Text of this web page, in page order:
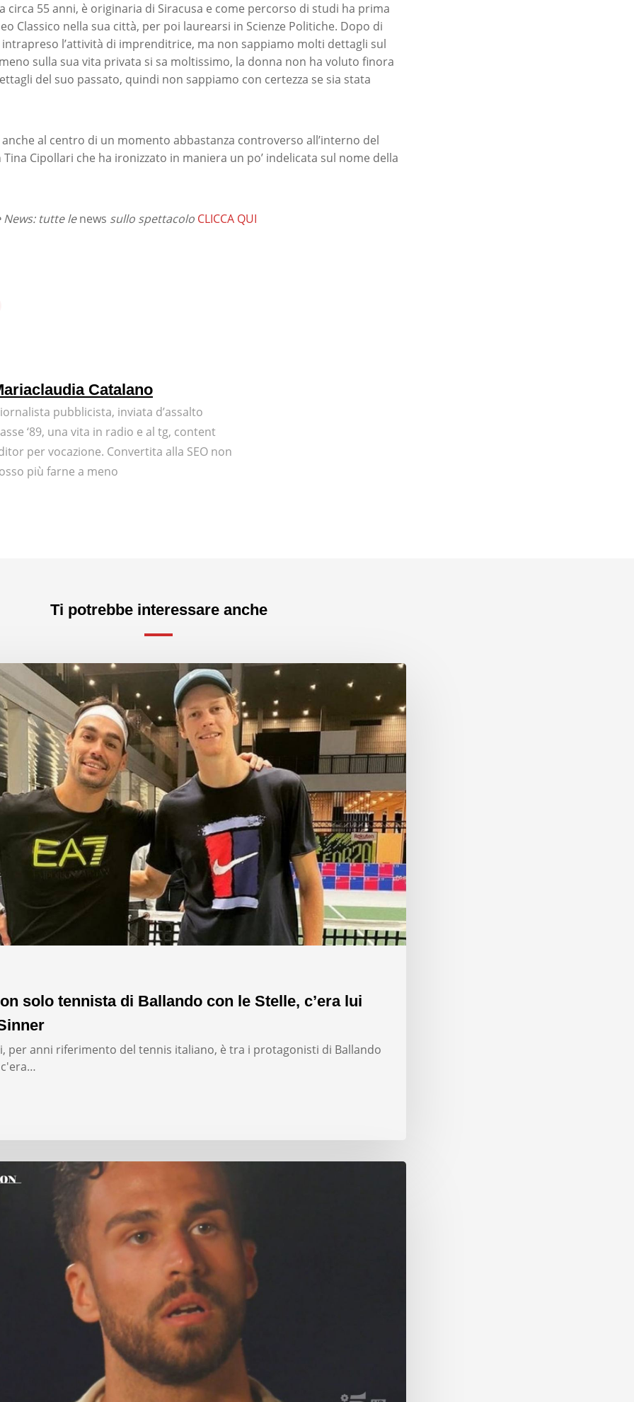
circa 55 anni, è originaria di Siracusa e come percorso di studi ha prima
Classico nella sua città, per poi laurearsi in Scienze Politiche. Dopo di
intrapreso l’attività di imprenditrice, ma non sappiamo molti dettagli sul
sulla sua vita privata si sa moltissimo, la donna non ha voluto finora
del suo passato, quindi non sappiamo con certezza se sia stata
al centro di un momento abbastanza controverso all’interno del
Cipollari che ha ironizzato in maniera un po’ indelicata sul nome della
News: tutte lenews sullo spettacolo CLICCA QUI
Catalano
pubblicista, inviata d’assalto
‘89, una vita in radio e al tg, content
per vocazione. Convertita alla SEO non
più farne a meno
Ti potrebbe interessare anche
solo tennista di Ballando con le Stelle, c’era lui
per anni riferimento del tennis italiano, è tra i protagonisti di Ballando